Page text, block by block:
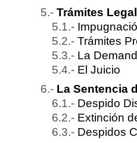
Trámites
Trámites
La
El Juicio
La Sentencia
Despido
Extinción
Despidos